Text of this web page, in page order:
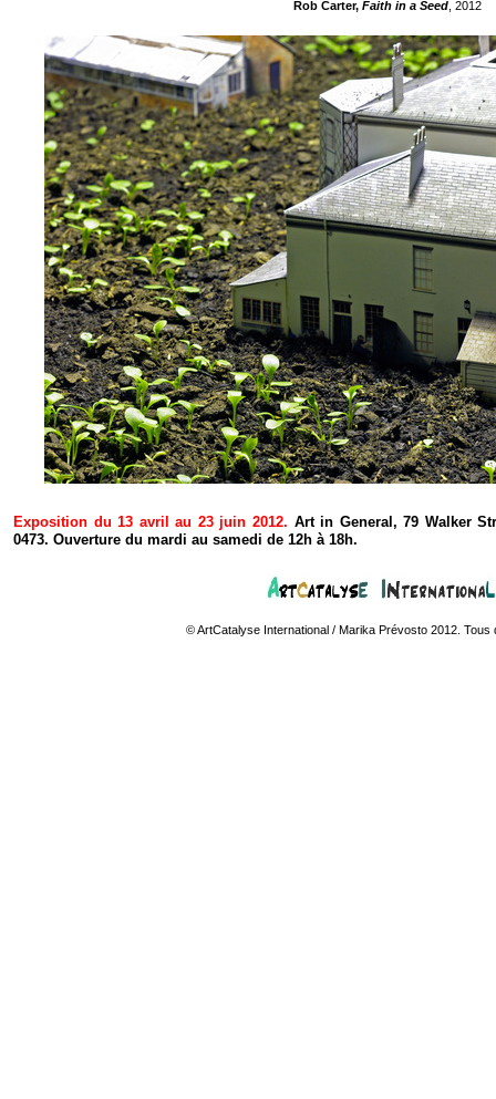
Exposition du 13 avril au 23 juin 2012. Art in General, 79 Walker
0473. Ouverture du mardi au samedi de 12h à 18h.
© ArtCatalyse International / Marika Prévosto 2012. Tous
Rob Carter, Faith in a Seed , 2012